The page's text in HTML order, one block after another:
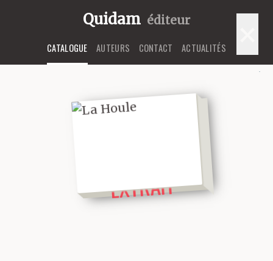
Quidam éditeur
CATALOGUE AUTEURS CONTACT ACTUALITÉS
EXTRAIT